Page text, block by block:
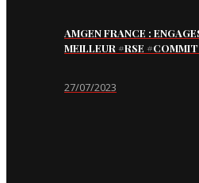
AMGEN FRANCE :
MEILLEUR #RSE
27/07/2023